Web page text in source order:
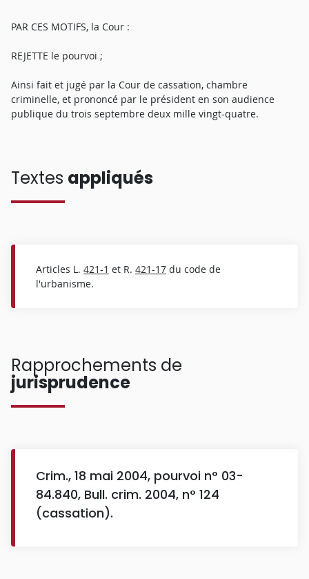
PAR CES MOTIFS, la Cour :
REJETTE le pourvoi ;
Ainsi fait et jugé par la Cour de cassation, chambre
criminelle, et prononcé par le président en son audience
publique du trois septembre deux mille vingt-quatre.
Textes appliqués
Articles L. 421-1 et R. 421-17 du code de
l'urbanisme.
Rapprochements de
jurisprudence
Crim., 18 mai 2004, pourvoi n° 03-
84.840, Bull. crim. 2004, n° 124
(cassation).